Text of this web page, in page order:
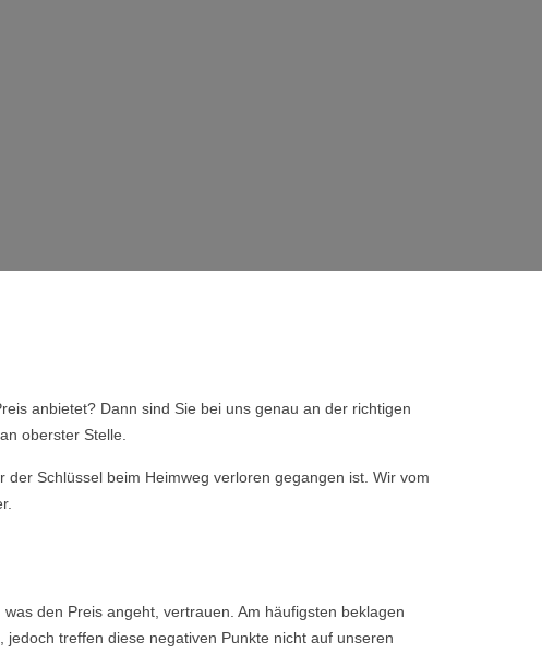
anbietet? Dann sind Sie bei uns genau an der richtigen
oberster Stelle.
Schlüssel beim Heimweg verloren gegangen ist. Wir vom
den Preis angeht, vertrauen. Am häufigsten beklagen
treffen diese negativen Punkte nicht auf unseren